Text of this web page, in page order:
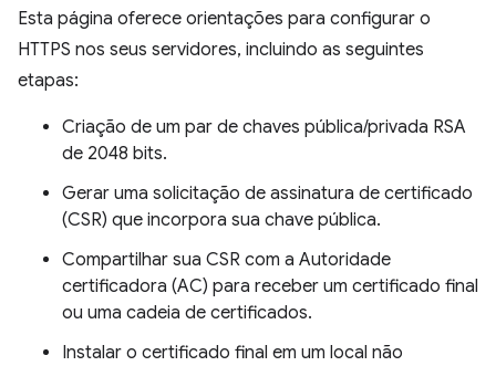
Esta página oferece orientações para configurar o
HTTPS nos seus servidores, incluindo as seguintes
etapas:
Criação de um par de chaves pública/privada RSA
de 2048 bits.
Gerar uma solicitação de assinatura de certificado
(CSR) que incorpora sua chave pública.
Compartilhar sua CSR com a Autoridade
certificadora (AC) para receber um certificado final
ou uma cadeia de certificados.
Instalar o certificado final em um local não